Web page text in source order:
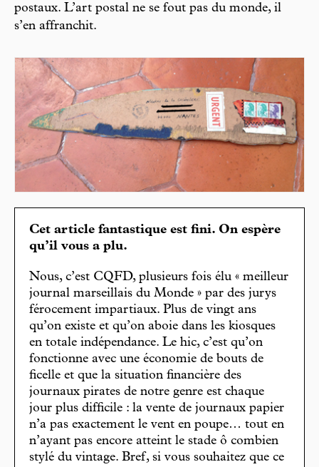
postaux. L’art postal ne se fout pas du monde, il
s’en affranchit.
Cet article fantastique est fini. On espère
qu’il vous a plu.
Nous, c’est CQFD, plusieurs fois élu « meilleur
journal marseillais du Monde » par des jurys
férocement impartiaux. Plus de vingt ans
qu’on existe et qu’on aboie dans les kiosques
en totale indépendance. Le hic, c’est qu’on
fonctionne avec une économie de bouts de
ficelle et que la situation financière des
journaux pirates de notre genre est chaque
jour plus difficile : la vente de journaux papier
n’a pas exactement le vent en poupe… tout en
n’ayant pas encore atteint le stade ô combien
stylé du vintage. Bref, si vous souhaitez que ce